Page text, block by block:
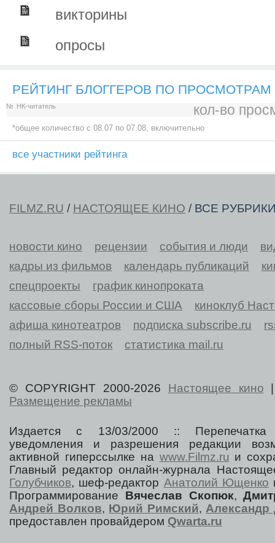
викторины
опросы
РЕЙТИНГ БЛОГГЕРОВ ПО ПРОСМОТРАМ
№ НК-читатель кол-во
*общее количество c 08.07 по 07.08, включительно
все участники рейтинга
FILMZ.RU / НАСТОЯЩЕЕ КИНО / ВСЕ
новости кино рецензии события и люди
кадры из фильмов
календарь публикаций
спецпроекты
график кинопроката
кассовые сборы России и США
киноклуб
афиша кинотеатров
подписка subscribe.ru
полный RSS-поток
статистика mail.ru
© COPYRIGHT 2000-2026 Настоящее кино
Размещение рекламы
Издается с 13/03/2000 :: Перепечатка
уведомления и разрешения редакции
активной гиперссылке на www.Filmz.ru и
Главный редактор онлайн-журнала
Голубчиков, шеф-редактор Анатолий Ющенко
Программирование Вячеслав Скопюк,
Андрей Волков, Юрий Римский, Александр
предоставлен провайдером Qwarta.ru